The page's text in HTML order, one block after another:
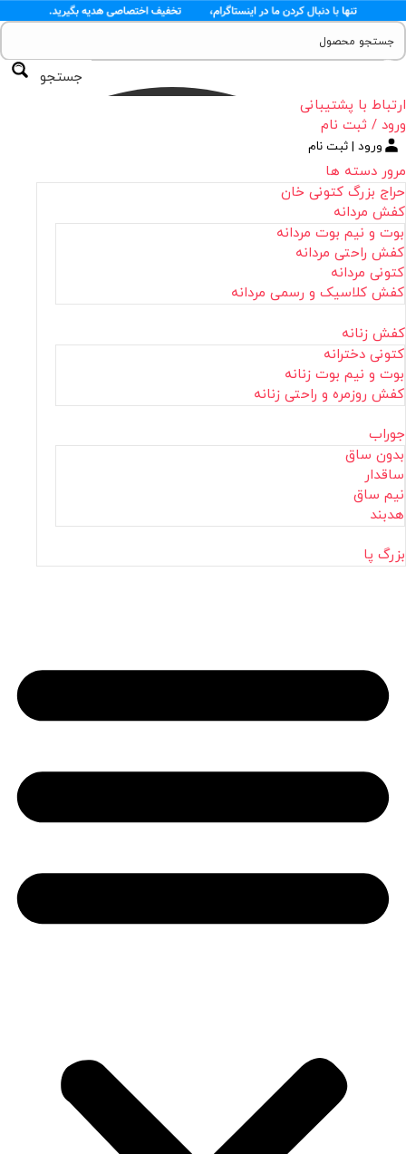
جستجو
ارتباط با پشتیبانی
ورود / ثبت نام
ورود | ثبت نام
مرور دسته ها
حراج بزرگ کتونی خان
کفش مردانه
بوت و نیم بوت مردانه
کفش راحتی مردانه
کتونی مردانه
کفش کلاسیک و رسمی مردانه
کفش زنانه
کتونی دخترانه
بوت و نیم بوت زنانه
کفش روزمره و راحتی زنانه
جوراب
بدون ساق
ساقدار
نیم ساق
هدبند
بزرگ پا